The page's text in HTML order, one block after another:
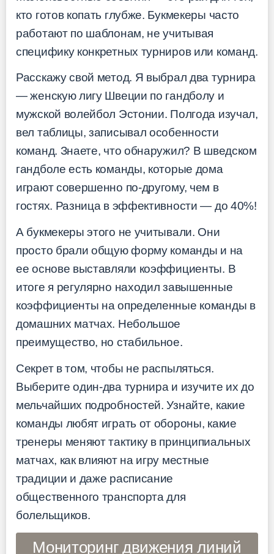
кто готов копать глубже. Букмекеры часто
работают по шаблонам, не учитывая
специфику конкретных турниров или команд.
Расскажу свой метод. Я выбрал два турнира
— женскую лигу Швеции по гандболу и
мужской волейбол Эстонии. Полгода изучал,
вел таблицы, записывал особенности
команд. Знаете, что обнаружил? В шведском
гандболе есть команды, которые дома
играют совершенно по-другому, чем в
гостях. Разница в эффективности — до 40%!
А букмекеры этого не учитывали. Они
просто брали общую форму команды и на
ее основе выставляли коэффициенты. В
итоге я регулярно находил завышенные
коэффициенты на определенные команды в
домашних матчах. Небольшое
преимущество, но стабильное.
Секрет в том, чтобы не распыляться.
Выберите один-два турнира и изучите их до
мельчайших подробностей. Узнайте, какие
команды любят играть от обороны, какие
тренеры меняют тактику в принципиальных
матчах, как влияют на игру местные
традиции и даже расписание
общественного транспорта для
болельщиков.
Мониторинг движения линий